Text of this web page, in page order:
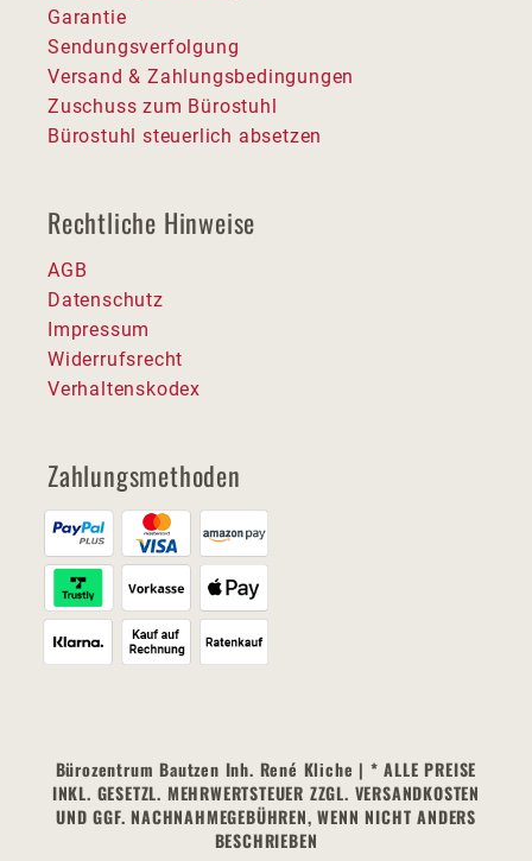
Garantie
Sendungsverfolgung
Versand & Zahlungsbedingungen
Zuschuss zum Bürostuhl
Bürostuhl steuerlich absetzen
Rechtliche Hinweise
AGB
Datenschutz
Impressum
Widerrufsrecht
Verhaltenskodex
Zahlungsmethoden
Bürozentrum Bautzen Inh. René Kliche | * ALLE PREISE
INKL. GESETZL. MEHRWERTSTEUER ZZGL. VERSANDKOSTEN
UND GGF. NACHNAHMEGEBÜHREN, WENN NICHT ANDERS
BESCHRIEBEN